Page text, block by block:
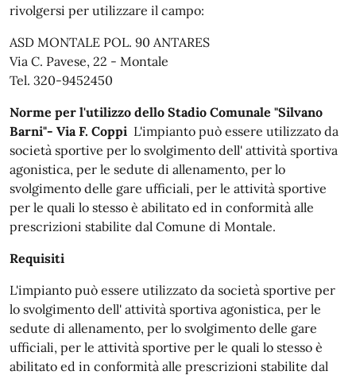
rivolgersi per utilizzare il campo:
ASD MONTALE POL. 90 ANTARES
Via C. Pavese, 22 - Montale
Tel. 320-9452450
Norme per l'utilizzo dello Stadio Comunale "Silvano
Barni"- Via F. Coppi L'impianto può essere utilizzato da
società sportive per lo svolgimento dell' attività sportiva
agonistica, per le sedute di allenamento, per lo
svolgimento delle gare ufficiali, per le attività sportive
per le quali lo stesso è abilitato ed in conformità alle
prescrizioni stabilite dal Comune di Montale.
Requisiti
L'impianto può essere utilizzato da società sportive per
lo svolgimento dell' attività sportiva agonistica, per le
sedute di allenamento, per lo svolgimento delle gare
ufficiali, per le attività sportive per le quali lo stesso è
abilitato ed in conformità alle prescrizioni stabilite dal